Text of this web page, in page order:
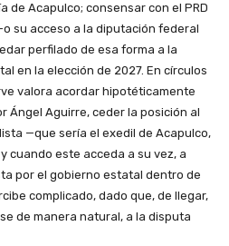
de Acapulco; consensar con el PRD
su acceso a la diputación federal
perfilado de esa forma a la
en la elección de 2027. En círculos
valora acordar hipotéticamente
Ángel Aguirre, ceder la posición al
—que sería el exedil de Acapulco,
cuando este acceda a su vez, a
por el gobierno estatal dentro de
complicado, dado que, de llegar,
de manera natural, a la disputa